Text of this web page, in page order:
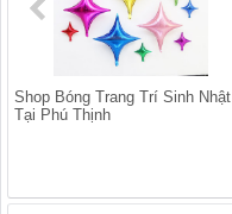
Shop Bóng Trang Trí Sinh Nhật
Tại Phú Thịnh